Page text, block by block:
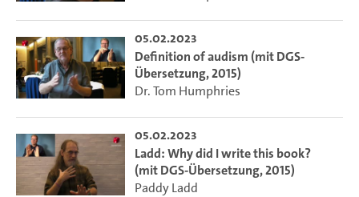
05.02.2023
Definition of audism (mit DGS-
Übersetzung, 2015)
Dr. Tom Humphries
05.02.2023
Ladd: Why did I write this book?
(mit DGS-Übersetzung, 2015)
Paddy Ladd